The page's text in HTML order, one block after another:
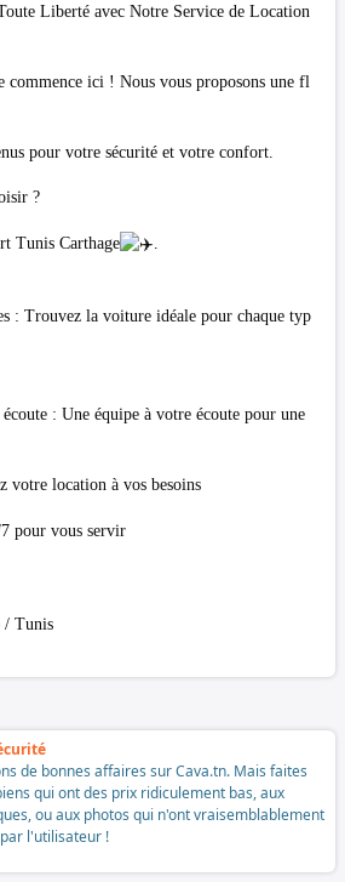
Liberté avec Notre Service de Location
commence ici ! Nous vous proposons une fl
pour votre sécurité et votre confort.
?
Tunis Carthage
: Trouvez la voiture idéale pour chaque typ
: Une équipe à votre écoute pour une
votre location à vos besoins
pour vous servir
/ Tunis
de bonnes affaires sur Cava.tn. Mais faites
qui ont des prix ridiculement bas, aux
ou aux photos qui n'ont vraisemblablement
l'utilisateur !